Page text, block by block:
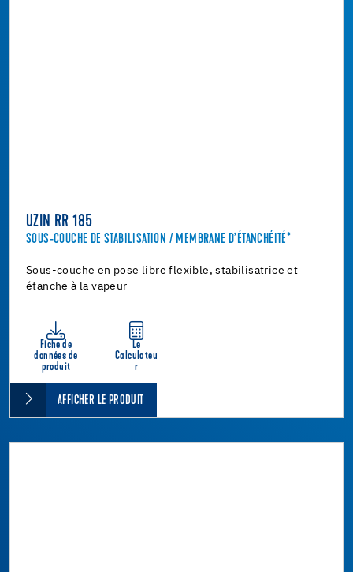
UZIN RR 185
SOUS-COUCHE DE STABILISATION / MEMBRANE D’ÉTANCHÉITÉ*
Sous-couche en pose libre flexible, stabilisatrice et
étanche à la vapeur
Fiche de
données de
produit
Le
Calculateu
r
AFFICHER LE PRODUIT